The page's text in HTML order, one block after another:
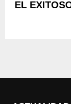
EL